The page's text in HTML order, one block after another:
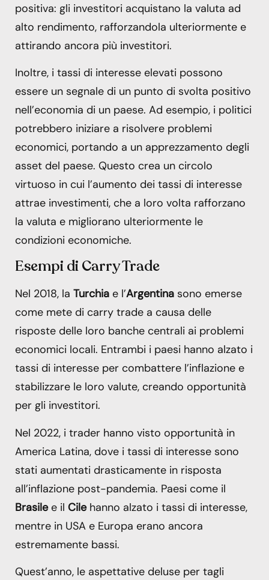
positiva: gli investitori acquistano la valuta ad
alto rendimento, rafforzandola ulteriormente e
attirando ancora più investitori.
Inoltre, i tassi di interesse elevati possono
essere un segnale di un punto di svolta positivo
nell’economia di un paese. Ad esempio, i politici
potrebbero iniziare a risolvere problemi
economici, portando a un apprezzamento degli
asset del paese. Questo crea un circolo
virtuoso in cui l’aumento dei tassi di interesse
attrae investimenti, che a loro volta rafforzano
la valuta e migliorano ulteriormente le
condizioni economiche.
Esempi di Carry Trade
Nel 2018, la Turchia e l’Argentina sono emerse
come mete di carry trade a causa delle
risposte delle loro banche centrali ai problemi
economici locali. Entrambi i paesi hanno alzato i
tassi di interesse per combattere l’inflazione e
stabilizzare le loro valute, creando opportunità
per gli investitori.
Nel 2022, i trader hanno visto opportunità in
America Latina, dove i tassi di interesse sono
stati aumentati drasticamente in risposta
all’inflazione post-pandemia. Paesi come il
Brasile e il Cilehanno alzato i tassi di interesse,
mentre in USA e Europa erano ancora
estremamente bassi.
Quest’anno, le aspettative deluse per tagli